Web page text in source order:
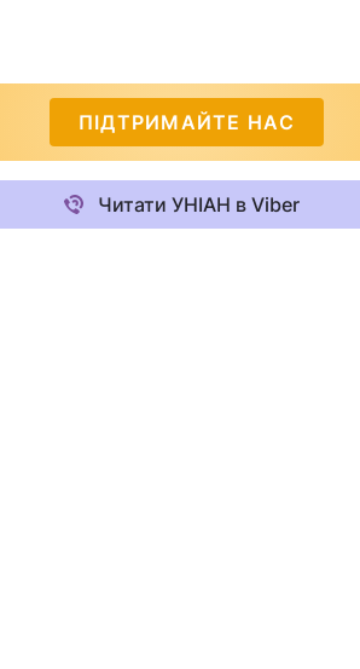
ПІДТРИМАЙТЕ НАС
Читати УНІАН в Viber